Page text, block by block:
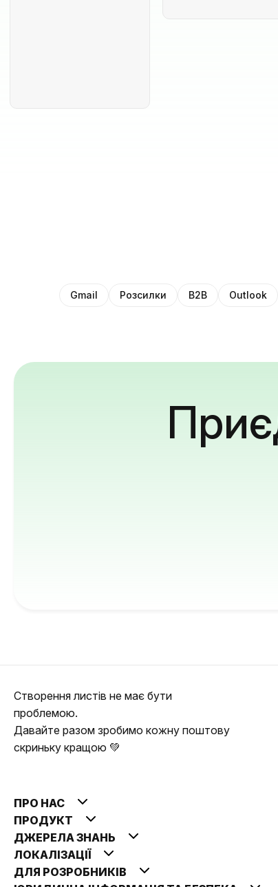
Gmail Розсилки B2B Outlook
Створення листів не має бути
проблемою.
Давайте разом зробимо кожну поштову
скриньку кращою 💚
ПРО НАС
ПРОДУКТ
ДЖЕРЕЛА ЗНАНЬ
ЛОКАЛІЗАЦІЇ
ДЛЯ РОЗРОБНИКІВ